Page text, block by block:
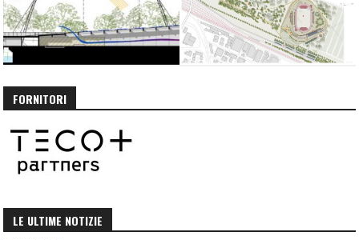
FORNITORI
LE ULTIME NOTIZIE